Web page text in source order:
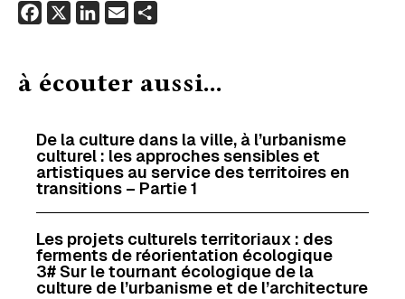
e
o
o
k
X
k
d
I
n
i
t
e
r
à écouter aussi...
De la culture dans la ville, à l’urbanisme
culturel : les approches sensibles et
artistiques au service des territoires en
transitions – Partie 1
Les projets culturels territoriaux : des
ferments de réorientation écologique
3# Sur le tournant écologique de la
culture de l’urbanisme et de l’architecture